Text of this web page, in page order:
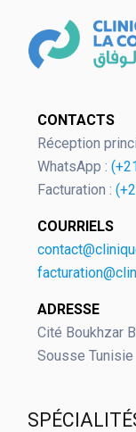
CONTACTS
Réception
WhatsApp :
Facturation :
COURRIELS
ADRESSE
Cité Boukhzar
Sousse Tunisie